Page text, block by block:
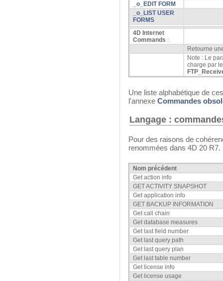
_o_EDIT FORM
_o_LIST USER
FORMS
4D Internet
Commands :
Retourne
Note : Le
charge par
Une liste alphabétique de
l'annexe Commandes
Langage :
Pour des raisons de
renommées dans 4D 20 R7.
Nom précédent
Get action info
GET ACTIVITY SNAPSHOT
Get application info
GET BACKUP INFORMATION
Get call chain
Get database measures
Get last field number
Get last query path
Get last query plan
Get last table number
Get license info
Get license usage